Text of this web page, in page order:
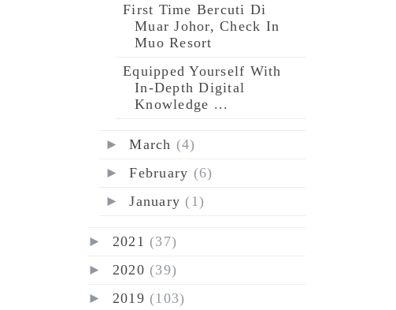
First Time Bercuti Di
Muar Johor, Check In
Muo Resort
Equipped Yourself With
In-Depth Digital
Knowledge ...
►March (4)
►February (6)
►January (1)
► 2021 (37)
► 2020 (39)
► 2019 (103)